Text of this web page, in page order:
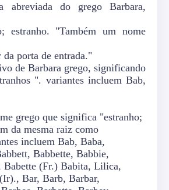
abreviada do grego Barbara,
estranho. "Também um nome
porta de entrada."
de Barbara grego, significando
". variantes incluem Bab,
grego que significa "estranho;
da mesma raiz como
incluem Bab, Baba,
Babbette, Babbie,
Babette (Fr.) Babita, Lilica,
Bar, Barb, Barbar,